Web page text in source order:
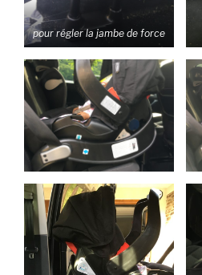
pour régler la jambe de force